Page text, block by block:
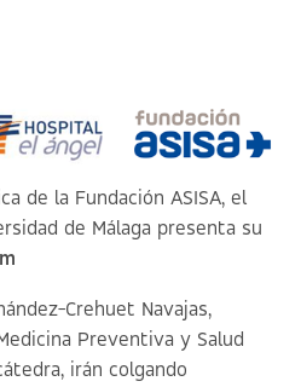
de la Fundación ASISA, el
de Málaga presenta su
Crehuet Navajas,
Preventiva y Salud
irán colgando